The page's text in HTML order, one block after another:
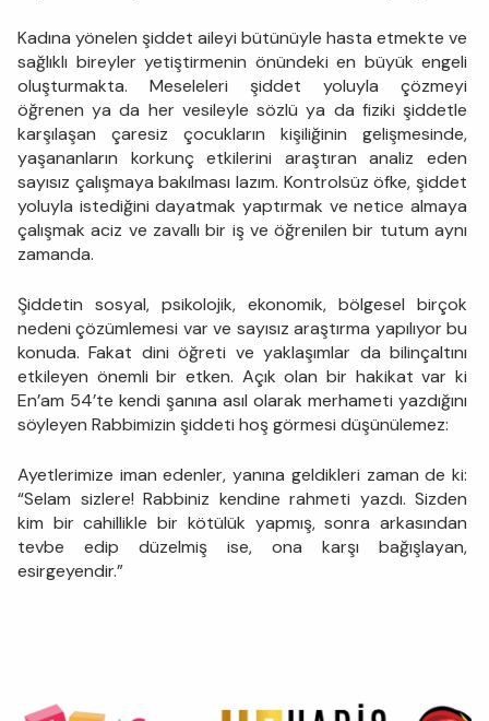
Kadına yönelen şiddet aileyi bütünüyle hasta etmekte ve
sağlıklı bireyler yetiştirmenin önündeki en büyük engeli
oluşturmakta. Meseleleri şiddet yoluyla çözmeyi
öğrenen ya da her vesileyle sözlü ya da fiziki şiddetle
karşılaşan çaresiz çocukların kişiliğinin gelişmesinde,
yaşananların korkunç etkilerini araştıran analiz eden
sayısız çalışmaya bakılması lazım. Kontrolsüz öfke, şiddet
yoluyla istediğini dayatmak yaptırmak ve netice almaya
çalışmak aciz ve zavallı bir iş ve öğrenilen bir tutum aynı
zamanda.
Şiddetin sosyal, psikolojik, ekonomik, bölgesel birçok
nedeni çözümlemesi var ve sayısız araştırma yapılıyor bu
konuda. Fakat dini öğreti ve yaklaşımlar da bilinçaltını
etkileyen önemli bir etken. Açık olan bir hakikat var ki
En’am 54’te kendi şanına asıl olarak merhameti yazdığını
söyleyen Rabbimizin şiddeti hoş görmesi düşünülemez:
Ayetlerimize iman edenler, yanına geldikleri zaman de ki:
“Selam sizlere! Rabbiniz kendine rahmeti yazdı. Sizden
kim bir cahillikle bir kötülük yapmış, sonra arkasından
tevbe edip düzelmiş ise, ona karşı bağışlayan,
esirgeyendir.”